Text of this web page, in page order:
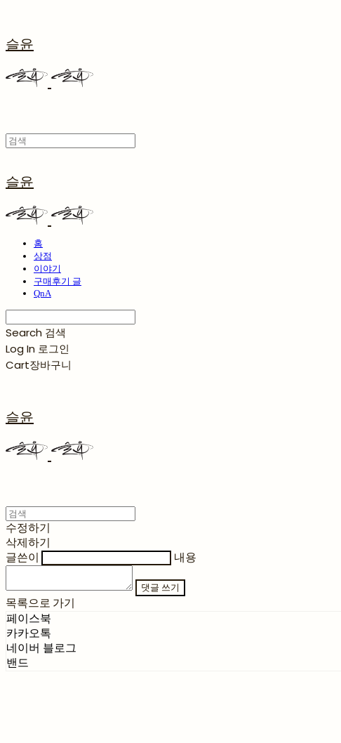
슬윤
슬윤
홈
상점
이야기
구매후기 글
QnA
Search 검색
Log In 로그인
Cart장바구니
슬윤
수정하기
삭제하기
글쓴이
내용
댓글 쓰기
목록으로 가기
페이스북
카카오톡
네이버 블로그
밴드